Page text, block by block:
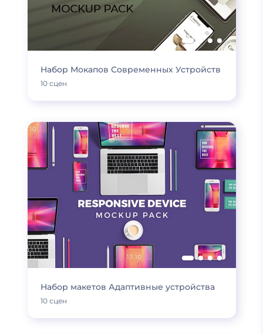
Набор Мокапов Современных Устройств
10 сцен
Набор макетов Адаптивные устройства
10 сцен